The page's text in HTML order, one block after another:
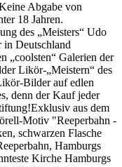
Abgabe von
18 Jahren.
des „Meisters“ Udo
in Deutschland
„coolsten“ Galerien der
Likör-„Meistern“ des
Bilder auf edlen
denn der Kauf jeder
aus dem
Motiv "Reeperbahn -
schwarzen Flasche
Hamburgs
Kirche Hamburgs